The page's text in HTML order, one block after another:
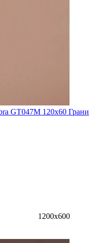
GT047M 120х60 Грани
1200х600